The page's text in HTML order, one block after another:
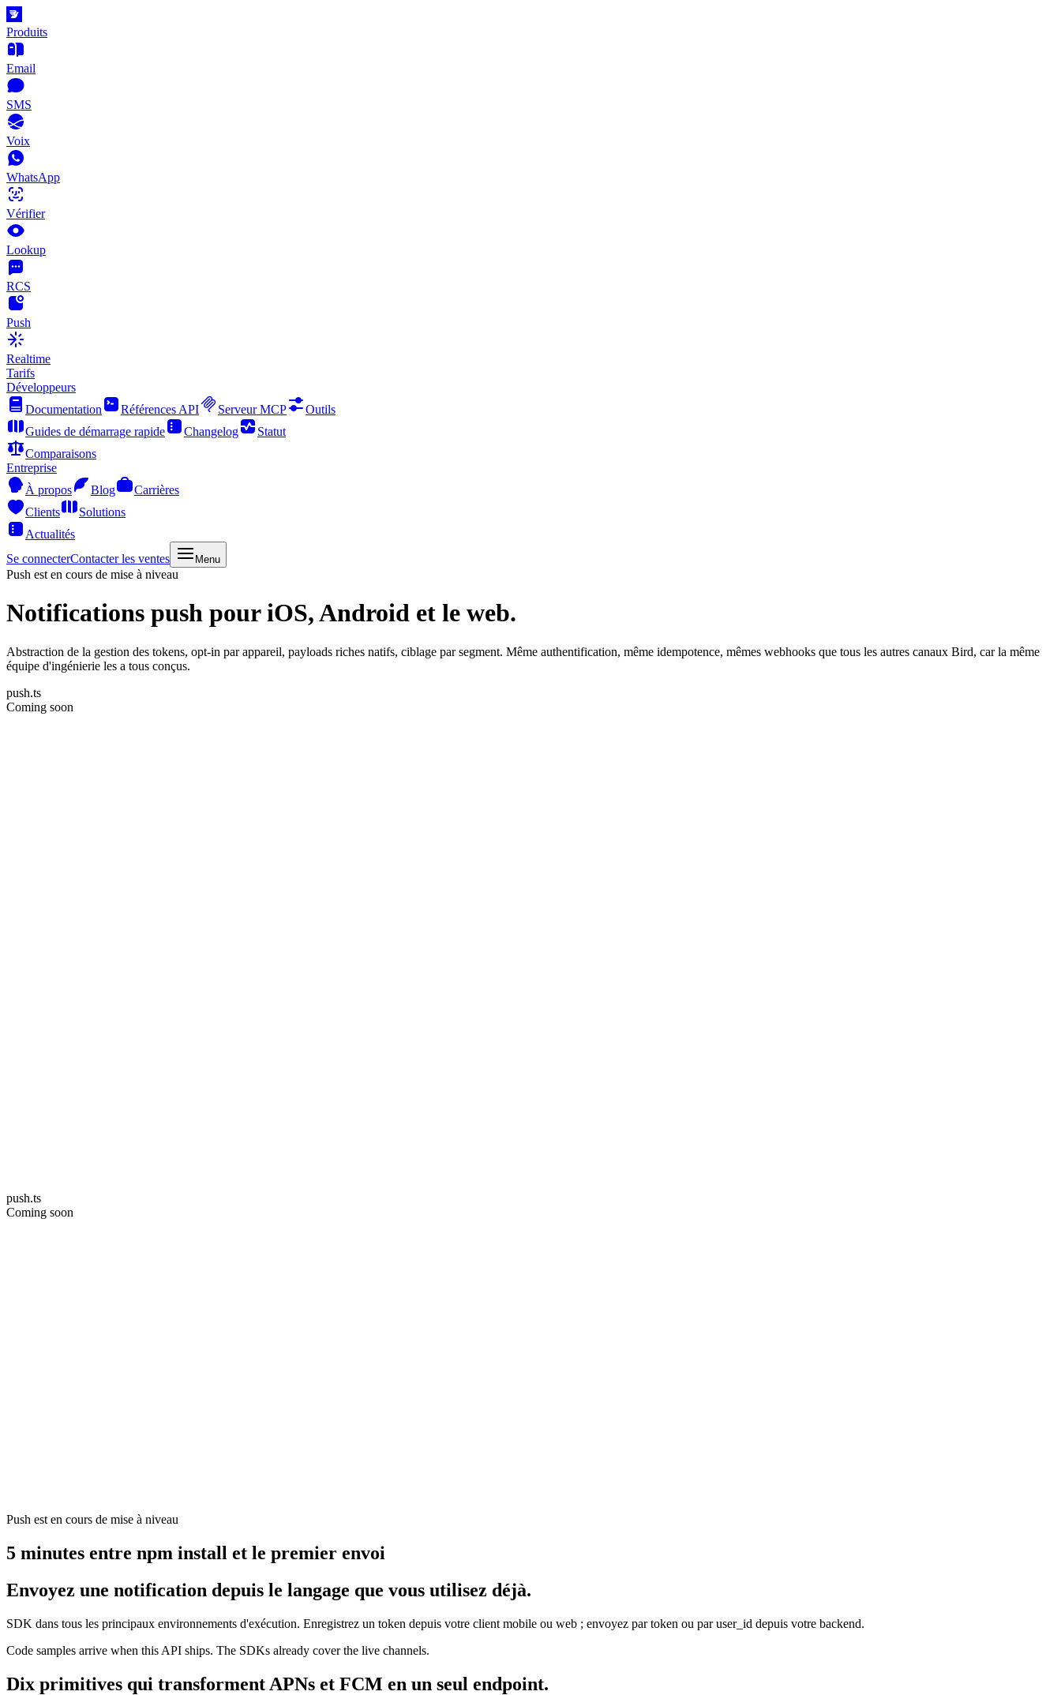
Produits
Email
SMS
Voix
WhatsApp
Vérifier
Lookup
RCS
Push
Realtime
Tarifs
Développeurs
Documentation
Références API Serveur MCP
Outils
Guides de démarrage rapide
Changelog
Statut
Comparaisons
Entreprise
À propos
Blog
Carrières
Clients
Solutions
Actualités
Se connecterContacter les ventes Menu
Push est en cours de mise à niveau
Notifications push pour iOS, Android et le web.
Abstraction de la gestion des tokens, opt-in par appareil, payloads riches natifs, ciblage par segment. Même authentification, même idempotence, mêmes webhooks que tous les autres canaux Bird, car la même
équipe d'ingénierie les a tous conçus.
push.ts
Coming soon
push.ts
Coming soon
Push est en cours de mise à niveau
5 minutes entre npm install et le premier envoi
Envoyez une notification depuis le langage que vous utilisez déjà.
SDK dans tous les principaux environnements d'exécution. Enregistrez un token depuis votre client mobile ou web ; envoyez par token ou par user_id depuis votre backend.
Code samples arrive when this API ships. The SDKs already cover the live channels.
Dix primitives qui transforment APNs et FCM en un seul endpoint.